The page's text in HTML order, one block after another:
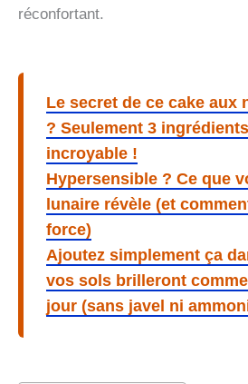
réconfortant.
Le secret de ce cake aux
? Seulement 3
incroyable !
Hypersensible ? Ce que
lunaire révèle (et
force)
Ajoutez simplement ça
vos sols brilleront
jour (sans javel ni